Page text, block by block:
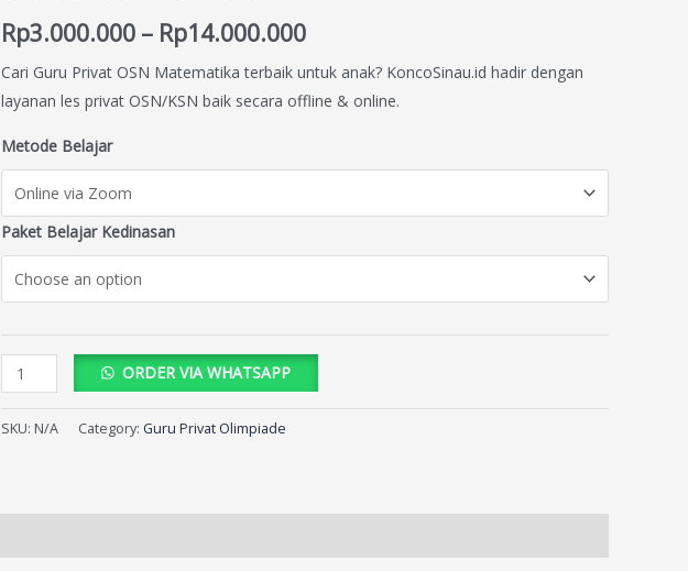
out of 5
based on
ratings
Rp3.000.000 – Rp14.000.000
Cari Guru Privat OSN Matematika terbaik untuk anak? KoncoSinau.id hadir dengan
layanan les privat OSN/KSN baik secara offline & online.
Metode Belajar
Paket Belajar Kedinasan
ORDER VIA WHATSAPP
SKU: N/A Category: Guru Privat Olimpiade